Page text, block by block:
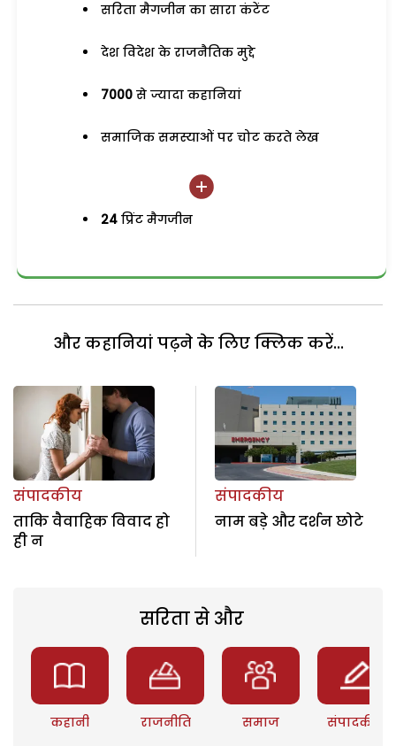
सरिता मैगजीन का सारा कंटेंट
देश विदेश के राजनैतिक मुद्दे
7000 से ज्यादा कहानियां
समाजिक समस्याओं पर चोट करते लेख
24 प्रिंट मैगजीन
और कहानियां पढ़ने के लिए क्लिक करें...
संपादकीय
ताकि वैवाहिक विवाद हो
ही न
संपादकीय
नाम बड़े और दर्शन छोटे
सरिता से और
कहानी राजनीति समाज संपादकीय